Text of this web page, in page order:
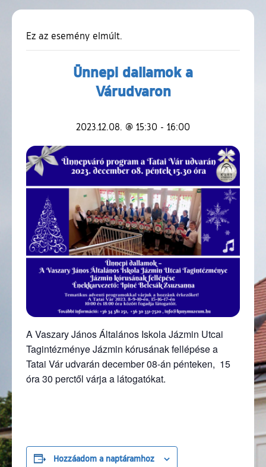
Ez az esemény elmúlt.
Ünnepi dallamok a
Várudvaron
2023.12.08. @ 15:30 - 16:00
A Vaszary János Általános Iskola Jázmin Utcai
Tagintézménye Jázmin kórusának fellépése a
Tatai Vár udvarán december 08-án pénteken, 15
óra 30 perctől várja a látogatókat.
Hozzáadom a naptáramhoz